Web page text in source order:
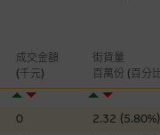
成交金額
(千元)
街貨量
百萬份 (百分
0
2.32 (5.80%)
以合理選擇到
實現。過去業
證網站內容在任
/或法規所規定。